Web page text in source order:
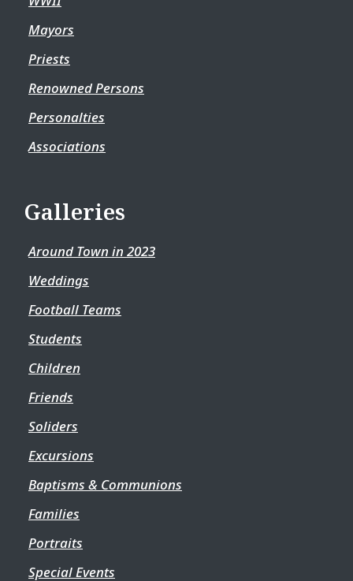
Mayors
Priests
Renowned Persons
Personalties
Associations
Galleries
Around Town in 2023
Weddings
Football Teams
Students
Children
Friends
Soliders
Excursions
Baptisms & Communions
Families
Portraits
Special Events